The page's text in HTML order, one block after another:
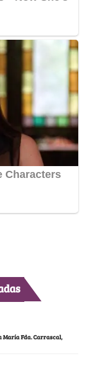
María Fda. Carrascal,